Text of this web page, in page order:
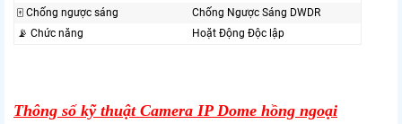
🀄 Chống ngược sáng
Chống Ngược Sáng DWDR
📡 Chức năng
Hoặt Động Độc lập
Thông số kỹ thuật Camera IP Dome hồng ngoại